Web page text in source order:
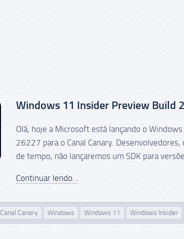
Windows 11 Insider Preview Build
Olá, hoje a Microsoft está lançando o
26227 para o Canal Canary.
de tempo, não lançaremos um SDK para
Continuar lendo...
Canal Canary Windows Windows 11 Windows Insider